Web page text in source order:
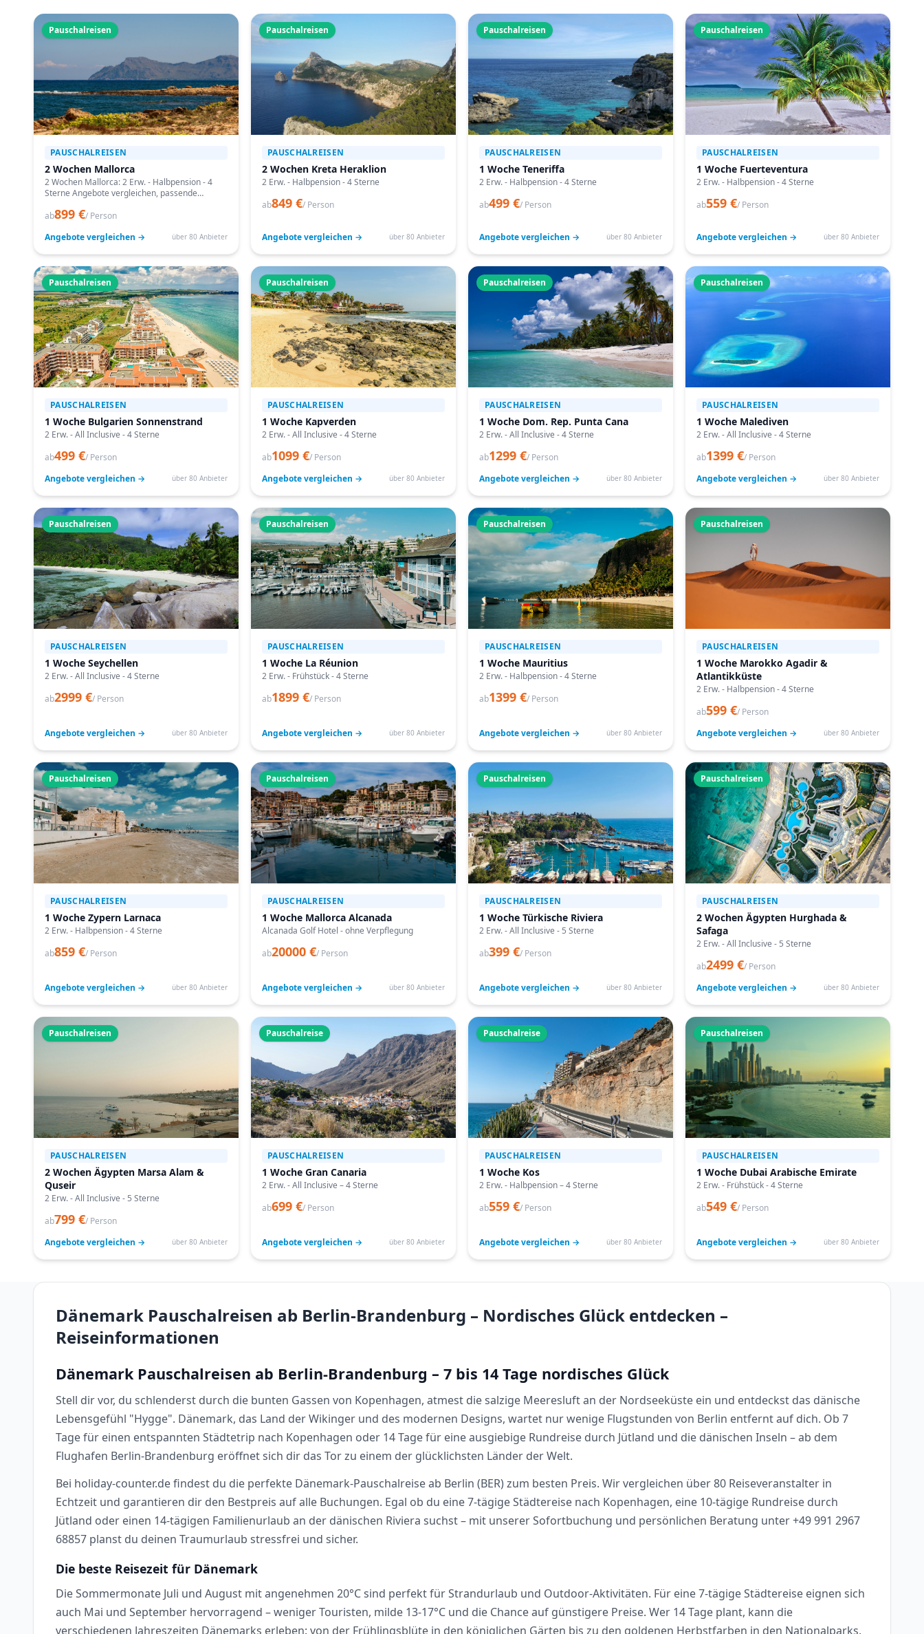
Pauschalreisen
PAUSCHALREISEN
2 Wochen Mallorca
2 Wochen Mallorca: 2 Erw. - Halbpension - 4
Sterne Angebote vergleichen, passende
buchen.
ab899 €/ Person
Angebote vergleichen →
über 80 Anbieter
Pauschalreisen
PAUSCHALREISEN
2 Wochen Kreta Heraklion
2 Erw. - Halbpension - 4 Sterne
ab849 €/ Person
Angebote vergleichen → über 80 Anbieter
Pauschalreisen
PAUSCHALREISEN
1 Woche Teneriffa
2 Erw. - Halbpension - 4 Sterne
ab499 €/ Person
Angebote vergleichen → über 80 Anbieter
Pauschalreisen
PAUSCHALREISEN
1 Woche Fuerteventura
2 Erw. - Halbpension - 4 Sterne
ab559 €/ Person
Angebote vergleichen → über 80 Anbieter
Pauschalreisen
PAUSCHALREISEN
1 Woche Bulgarien Sonnenstrand
2 Erw. - All Inclusive - 4 Sterne
ab499 €/ Person
Angebote vergleichen →
über 80 Anbieter
Pauschalreisen
PAUSCHALREISEN
1 Woche Kapverden
2 Erw. - All Inclusive - 4 Sterne
ab1099 €/ Person
Angebote vergleichen →
über 80 Anbieter
Pauschalreisen
PAUSCHALREISEN
1 Woche Dom. Rep. Punta Cana
2 Erw. - All Inclusive - 4 Sterne
ab1299 €/ Person
Angebote vergleichen →
über 80 Anbieter
Pauschalreisen
PAUSCHALREISEN
1 Woche Malediven
2 Erw. - All Inclusive - 4 Sterne
ab1399 €/ Person
Angebote vergleichen →
über 80 Anbieter
Pauschalreisen
PAUSCHALREISEN
1 Woche Seychellen
2 Erw. - All Inclusive - 4 Sterne
ab2999 €/ Person
Angebote vergleichen → über 80 Anbieter
Pauschalreisen
PAUSCHALREISEN
1 Woche La Réunion
2 Erw. - Frühstück - 4 Sterne
ab1899 €/ Person
Angebote vergleichen → über 80 Anbieter
Pauschalreisen
PAUSCHALREISEN
1 Woche Mauritius
2 Erw. - Halbpension - 4 Sterne
ab1399 €/ Person
Angebote vergleichen → über 80 Anbieter
Pauschalreisen
PAUSCHALREISEN
1 Woche Marokko Agadir &
Atlantikküste
2 Erw. - Halbpension - 4 Sterne
ab599 €/ Person
Angebote vergleichen →
über 80 Anbieter
Pauschalreisen
PAUSCHALREISEN
1 Woche Zypern Larnaca
2 Erw. - Halbpension - 4 Sterne
ab859 €/ Person
Angebote vergleichen → über 80 Anbieter
Pauschalreisen
PAUSCHALREISEN
1 Woche Mallorca Alcanada
Alcanada Golf Hotel - ohne Verpflegung
ab20000 €/ Person
Angebote vergleichen → über 80 Anbieter
Pauschalreisen
PAUSCHALREISEN
1 Woche Türkische Riviera
2 Erw. - All Inclusive - 5 Sterne
ab399 €/ Person
Angebote vergleichen → über 80 Anbieter
Pauschalreisen
PAUSCHALREISEN
2 Wochen Ägypten Hurghada &
Safaga
2 Erw. - All Inclusive - 5 Sterne
ab2499 €/ Person
Angebote vergleichen →
über 80 Anbieter
Pauschalreisen
PAUSCHALREISEN
2 Wochen Ägypten Marsa Alam &
Quseir
2 Erw. - All Inclusive - 5 Sterne
ab799 €/ Person
Angebote vergleichen →
über 80 Anbieter
Pauschalreise
PAUSCHALREISEN
1 Woche Gran Canaria
2 Erw. - All Inclusive – 4 Sterne
ab699 €/ Person
Angebote vergleichen → über 80 Anbieter
Pauschalreise
PAUSCHALREISEN
1 Woche Kos
2 Erw. - Halbpension – 4 Sterne
ab559 €/ Person
Angebote vergleichen → über 80 Anbieter
Pauschalreisen
PAUSCHALREISEN
1 Woche Dubai Arabische Emirate
2 Erw. - Frühstück - 4 Sterne
ab549 €/ Person
Angebote vergleichen → über 80 Anbieter
Dänemark Pauschalreisen ab Berlin-Brandenburg – Nordisches Glück entdecken –
Reiseinformationen
Dänemark Pauschalreisen ab Berlin-Brandenburg – 7 bis 14 Tage nordisches Glück
Stell dir vor, du schlenderst durch die bunten Gassen von Kopenhagen, atmest die salzige Meeresluft an der Nordseeküste ein und entdeckst das dänische
Lebensgefühl "Hygge". Dänemark, das Land der Wikinger und des modernen Designs, wartet nur wenige Flugstunden von Berlin entfernt auf dich. Ob 7
Tage für einen entspannten Städtetrip nach Kopenhagen oder 14 Tage für eine ausgiebige Rundreise durch Jütland und die dänischen Inseln – ab dem
Flughafen Berlin-Brandenburg eröffnet sich dir das Tor zu einem der glücklichsten Länder der Welt.
Bei holiday-counter.de findest du die perfekte Dänemark-Pauschalreise ab Berlin (BER) zum besten Preis. Wir vergleichen über 80 Reiseveranstalter in
Echtzeit und garantieren dir den Bestpreis auf alle Buchungen. Egal ob du eine 7-tägige Städtereise nach Kopenhagen, eine 10-tägige Rundreise durch
Jütland oder einen 14-tägigen Familienurlaub an der dänischen Riviera suchst – mit unserer Sofortbuchung und persönlichen Beratung unter +49 991 2967
68857 planst du deinen Traumurlaub stressfrei und sicher.
Die beste Reisezeit für Dänemark
Die Sommermonate Juli und August mit angenehmen 20°C sind perfekt für Strandurlaub und Outdoor-Aktivitäten. Für eine 7-tägige Städtereise eignen sich
auch Mai und September hervorragend – weniger Touristen, milde 13-17°C und die Chance auf günstigere Preise. Wer 14 Tage plant, kann die
verschiedenen Jahreszeiten Dänemarks erleben: von der Frühlingsblüte in den königlichen Gärten bis zu den goldenen Herbstfarben in den Nationalparks.